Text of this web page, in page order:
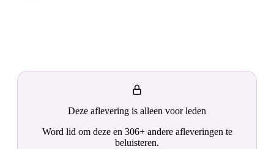
Deze aflevering is alleen voor leden
Word lid om deze en 306+ andere afleveringen te
beluisteren.